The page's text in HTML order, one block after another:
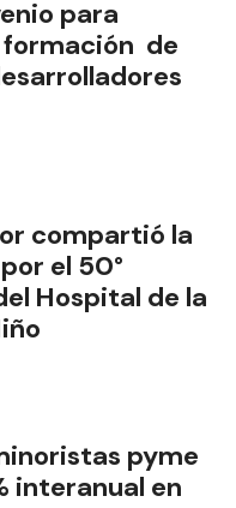
para
de
compartió la
el 50°
Hospital de la
pyme
interanual en